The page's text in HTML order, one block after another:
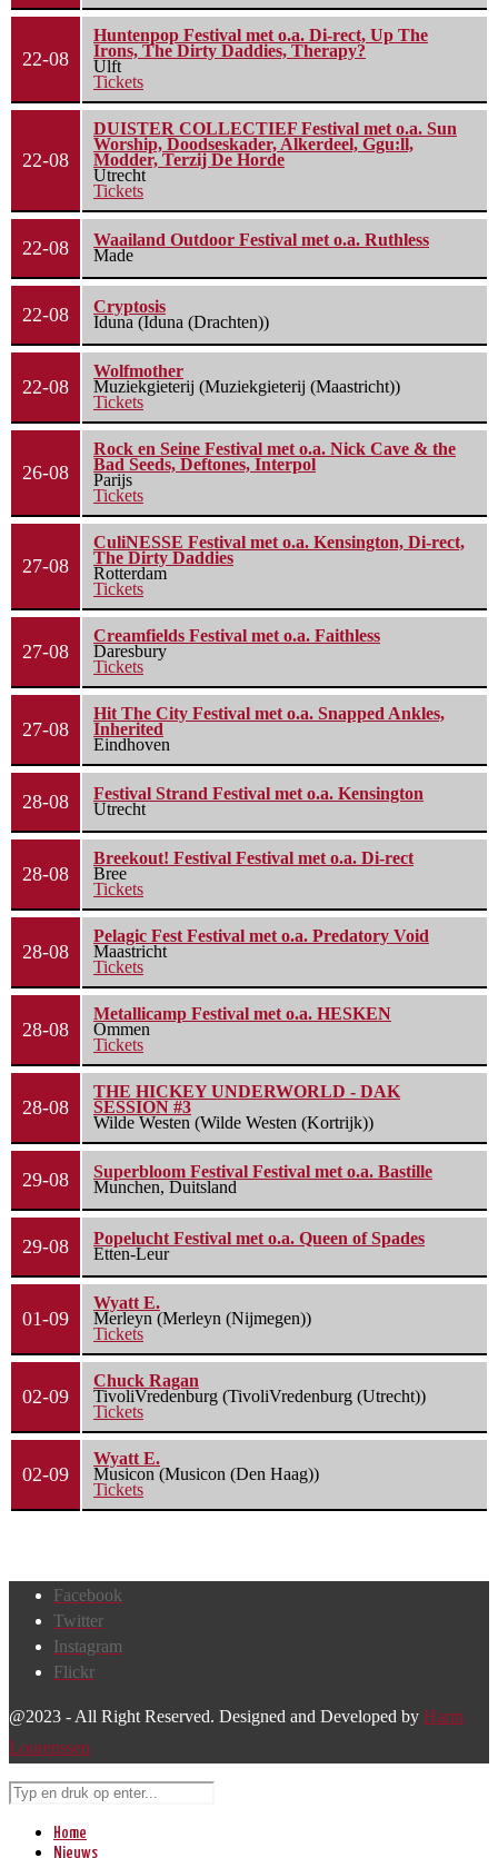
22-08
Huntenpop Festival met o.a. Di-rect, Up The
Irons, The Dirty Daddies, Therapy?
Ulft
Tickets
22-08
DUISTER COLLECTIEF Festival met o.a. Sun
Worship, Doodseskader, Alkerdeel, Ggu:ll,
Modder, Terzij De Horde
Utrecht
Tickets
22-08
Waailand Outdoor Festival met o.a. Ruthless
Made
22-08
Cryptosis
Iduna (Iduna (Drachten))
22-08
Wolfmother
Muziekgieterij (Muziekgieterij (Maastricht))
Tickets
26-08
Rock en Seine Festival met o.a. Nick Cave & the
Bad Seeds, Deftones, Interpol
Parijs
Tickets
27-08
CuliNESSE Festival met o.a. Kensington, Di-rect,
The Dirty Daddies
Rotterdam
Tickets
27-08
Creamfields Festival met o.a. Faithless
Daresbury
Tickets
27-08
Hit The City Festival met o.a. Snapped Ankles,
Inherited
Eindhoven
28-08
Festival Strand Festival met o.a. Kensington
Utrecht
28-08
Breekout! Festival Festival met o.a. Di-rect
Bree
Tickets
28-08
Pelagic Fest Festival met o.a. Predatory Void
Maastricht
Tickets
28-08
Metallicamp Festival met o.a. HESKEN
Ommen
Tickets
28-08
THE HICKEY UNDERWORLD - DAK
SESSION #3
Wilde Westen (Wilde Westen (Kortrijk))
29-08
Superbloom Festival Festival met o.a. Bastille
Munchen, Duitsland
29-08
Popelucht Festival met o.a. Queen of Spades
Etten-Leur
01-09
Wyatt E.
Merleyn (Merleyn (Nijmegen))
Tickets
02-09
Chuck Ragan
TivoliVredenburg (TivoliVredenburg (Utrecht))
Tickets
02-09
Wyatt E.
Musicon (Musicon (Den Haag))
Tickets
Facebook
Twitter
Instagram
Flickr
@2023 - All Right Reserved. Designed and Developed by Harm
Lourenssen
Home
Nieuws